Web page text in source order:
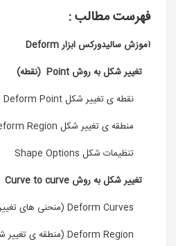
فهرست مطالب :
آموزش سالیدورکس ابزار Deform
تغییر شکل به روش Point (نقطه)
نقطه ی تغییر شکل Deform Point
منطقه ی تغییر شکل Deform Region
تنظیمات شکل Shape Options
تغییر شکل به روش Curve to curve (منحنی به منحنی)